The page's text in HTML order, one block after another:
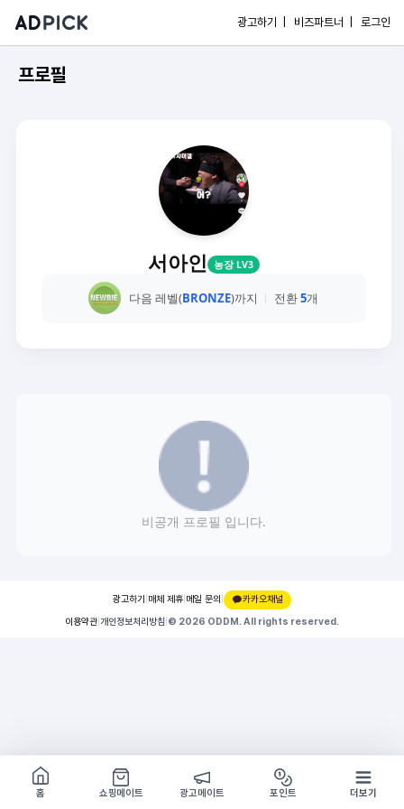
광고하기 | 비즈파트너 | 로그인
프로필
서아인 농장 LV3
다음 레벨(BRONZE)까지 전환5개
비공개 프로필 입니다.
광고하기 매체 제휴 메일 문의 |
카카오채널
이용약관 개인정보처리방침 © 2026 ODDM. All rights reserved.
쇼핑몰 구경하기
방문시 1G
홈
쇼핑메이트 광고메이트 포인트 더보기